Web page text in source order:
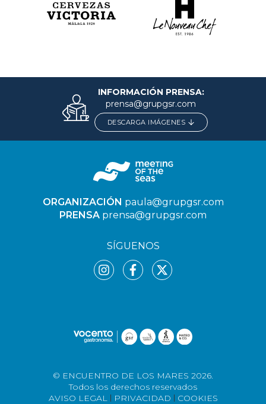
INFORMACIÓN PRENSA:
prensa@grupgsr.com
DESCARGA IMÁGENES
ORGANIZACIÓN paula@grupgsr.com
PRENSA prensa@grupgsr.com
SÍGUENOS
© ENCUENTRO DE LOS MARES 2026.
Todos los derechos reservados
AVISO LEGAL
PRIVACIDAD COOKIES